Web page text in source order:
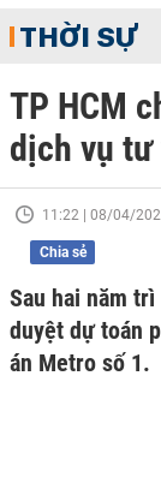
THỜI SỰ
TP HCM
dịch vụ tư
11:22 | 08/04/
Chia sẻ
Sau hai năm
duyệt dự toán
án Metro số 1.